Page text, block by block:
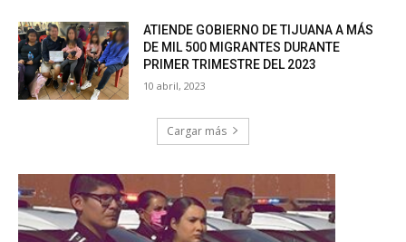
ATIENDE GOBIERNO DE TIJUANA A MÁS
DE MIL 500 MIGRANTES DURANTE
PRIMER TRIMESTRE DEL 2023
10 abril, 2023
Cargar más